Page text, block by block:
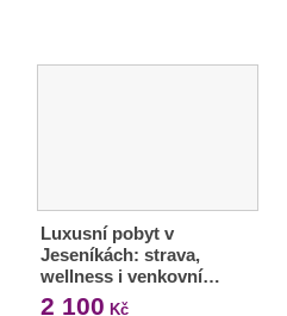
Luxusní pobyt v
Jeseníkách: strava,
wellness i venkovní…
2 100 Kč